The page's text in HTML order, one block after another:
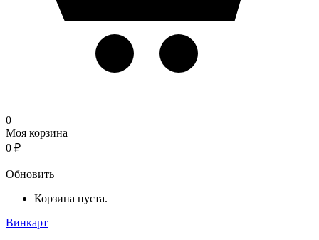
0
Моя корзина
0 ₽
Обновить
Корзина пуста.
Винкарт